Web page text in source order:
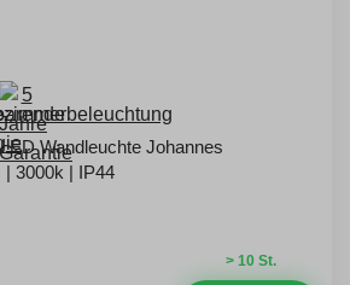
Wandleuchte Johannes
| 3000k | IP44
> 10 St.